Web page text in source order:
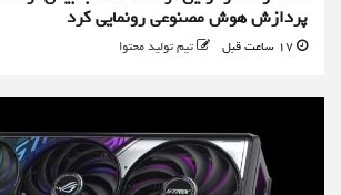
پردازش هوش مصنوعی رونمایی کرد
تیم تولید محتوا